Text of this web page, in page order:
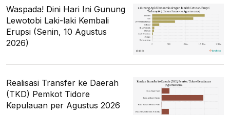
Waspada! Dini Hari Ini Gunung
Lewotobi Laki-laki Kembali
Erupsi (Senin, 10 Agustus
2026)
Realisasi Transfer ke Daerah
(TKD) Pemkot Tidore
Kepulauan per Agustus 2026